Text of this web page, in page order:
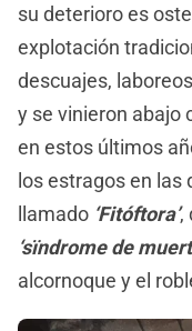
su deterioro es
explotación
descuajes,
y se vinieron abajo
en estos últimos
los estragos en las
llamado ‘Fitóftora’,
‘sïndrome de
alcornoque y el